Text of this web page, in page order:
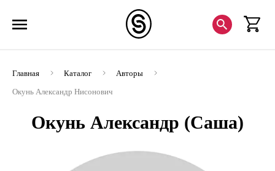
Главная Каталог
Авторы
Окунь Александр Нисонович
Окунь Александр (Саша)